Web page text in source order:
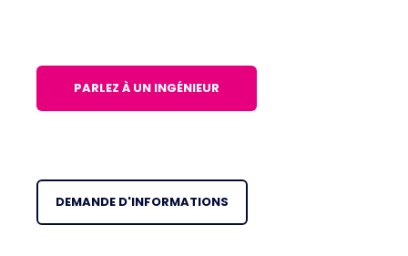
PARLEZ À UN INGÉNIEUR
DEMANDE D'INFORMATIONS